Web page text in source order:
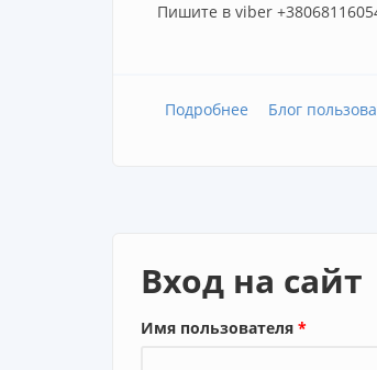
Пишите в viber
Подробнее о Фитнес
Блог
Вход на сайт
Имя пользователя *